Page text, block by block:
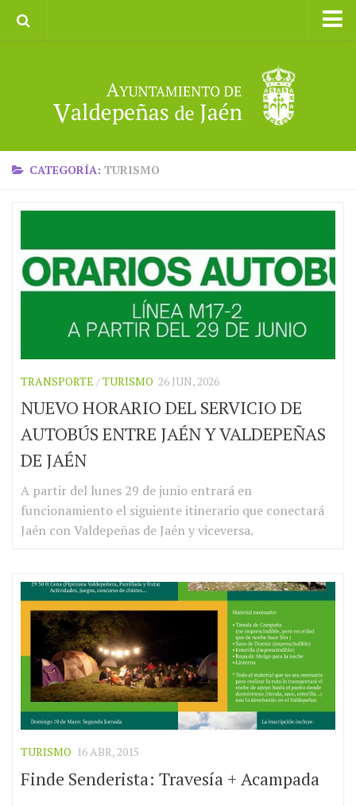
II CXM ROMPEALBARCAS 2023
CATEGORÍA: TURISMO
TRANSPORTE /TURISMO 26 JUN, 2026
NUEVO HORARIO DEL SERVICIO DE
AUTOBÚS ENTRE JAÉN Y VALDEPEÑAS
DE JAÉN
A partir del lunes 29 de junio entrará en
funcionamiento el siguiente itinerario que conectará
Jaén con Valdepeñas de Jaén y viceversa.
TURISMO 16 ABR, 2015
Finde Senderista: Travesía + Acampada